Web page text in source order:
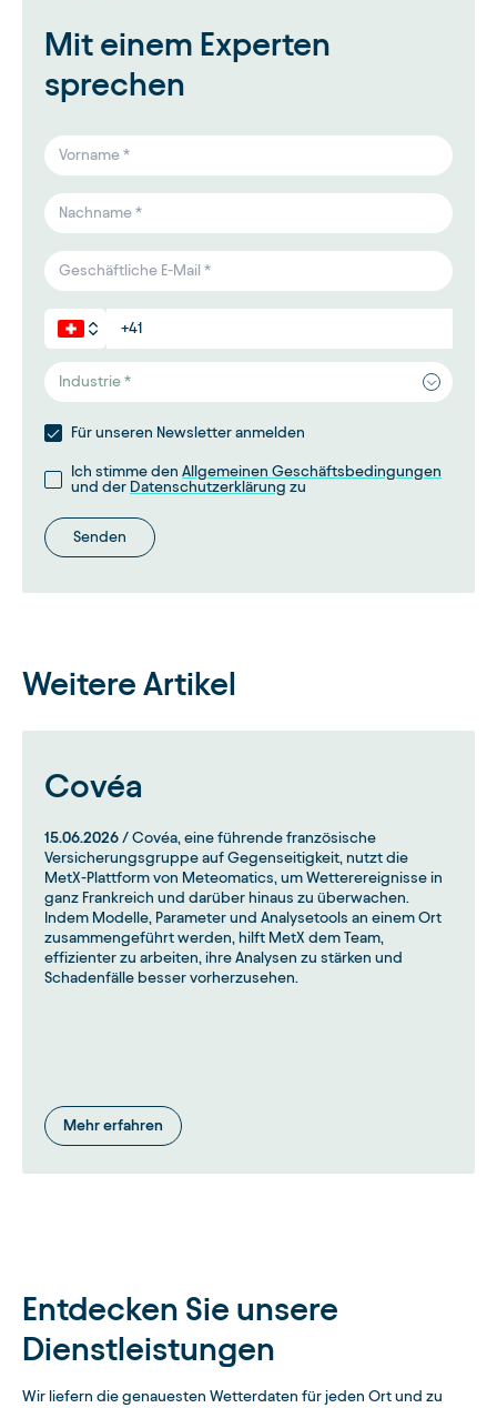
Mit einem Experten
sprechen
Industrie *
Für unseren Newsletter anmelden
Ich stimme den Allgemeinen Geschäftsbedingungen
und der Datenschutzerklärung zu
Senden
Weitere Artikel
Covéa
15.06.2026 / Covéa, eine führende französische
Versicherungsgruppe auf Gegenseitigkeit, nutzt die
MetX-Plattform von Meteomatics, um Wetterereignisse in
ganz Frankreich und darüber hinaus zu überwachen.
Indem Modelle, Parameter und Analysetools an einem Ort
zusammengeführt werden, hilft MetX dem Team,
effizienter zu arbeiten, ihre Analysen zu stärken und
Schadenfälle besser vorherzusehen.
Mehr erfahren
Entdecken Sie unsere
Dienstleistungen
Wir liefern die genauesten Wetterdaten für jeden Ort und zu